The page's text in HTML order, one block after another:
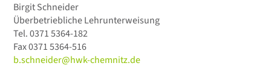
Birgit Schneider
Überbetriebliche Lehrunterweisung
Tel.0371 5364-182
Fax0371 5364-516
b.schneider@hwk-chemnitz.de